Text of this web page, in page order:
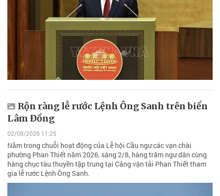
Rộn ràng lễ rước Lệnh Ông Sanh trên biển
Lâm Đồng
02/08/2026 11:25
Nằm trong chuỗi hoạt động của Lễ hội Cầu ngư các vạn chài
phường Phan Thiết năm 2026, sáng 2/8, hàng trăm ngư dân cùng
hàng chục tàu thuyền tập trung tại Cảng vận tải Phan Thiết tham
gia lễ rước Lệnh Ông Sanh.